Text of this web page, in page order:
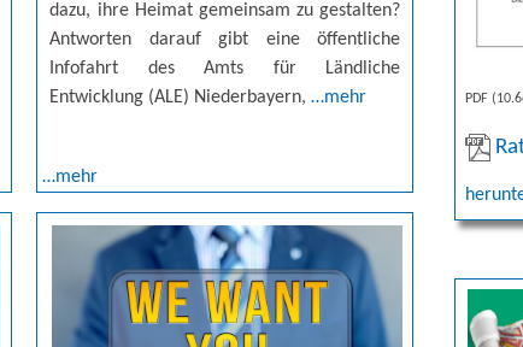
dazu, ihre Heimat gemeinsam zu gestalten?
Antworten darauf gibt eine öffentliche
Infofahrt des Amts für Ländliche
Entwicklung (ALE) Niederbayern,…mehr
…mehr
PDF